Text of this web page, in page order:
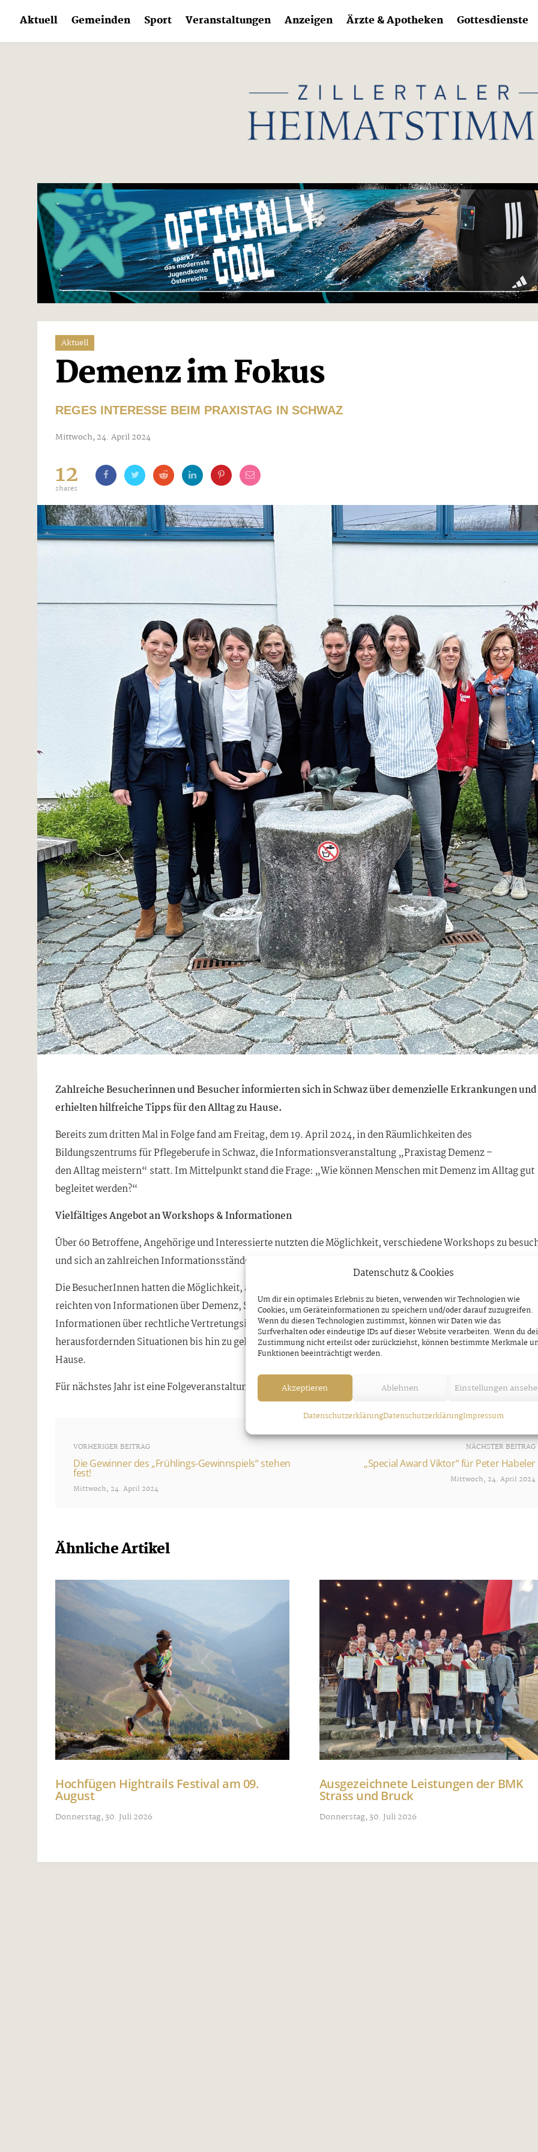
Datenschutz & Cookies
Um dir ein optimales Erlebnis zu bieten, verwenden wir Technologien wie
Cookies, um Geräteinformationen zu speichern und/oder darauf zuzugreifen.
Wenn du diesen Technologien zustimmst, können wir Daten wie das
Surfverhalten oder eindeutige IDs auf dieser Website verarbeiten. Wenn du
Zustimmung nicht erteilst oder zurückziehst, können bestimmte Merkmale
Funktionen beeinträchtigt werden.
Akzeptieren Ablehnen Einstellungen
DatenschutzerklärungDatenschutzerklärungImpressum
content
Aktuell Gemeinden Sport Veranstaltungen Anzeigen Ärzte & Apotheken Gottesdienste
Aktuell
Demenz im Fokus
REGES INTERESSE BEIM PRAXISTAG IN SCHWAZ
Mittwoch, 24. April 2024
12
shares
Zahlreiche Besucherinnen und Besucher informierten sich in Schwaz über demenzielle Erkrankungen und
erhielten hilfreiche Tipps für den Alltag zu Hause.
Bereits zum dritten Mal in Folge fand am Freitag, dem 19. April 2024, in den Räumlichkeiten des
Bildungszentrums für Pflegeberufe in Schwaz, die Informationsveranstaltung „Praxistag Demenz –
den Alltag meistern“ statt. Im Mittelpunkt stand die Frage: „Wie können Menschen mit Demenz im Alltag gut
begleitet werden?“
Vielfältiges Angebot an Workshops & Informationen
Über 60 Betroffene, Angehörige und Interessierte nutzten die Möglichkeit, verschiedene Workshops zu
und sich an zahlreichen Informationsständen individuelle Beratung individuell beraten zu lassen.
Die BesucherInnen hatten die Möglichkeit, an zwei der sechs angebotenen Workshops teilzunehmen. Die
reichten von Informationen über Demenz, Strategien zur Bewältigung des Alltags, Erhalt der eigenen
Informationen über rechtliche Vertretungsinstrumente und soziale Unterstützung, Umgang mit emotional
herausfordernden Situationen bis hin zu gelingender Kommunikation als Handwerkzeug für die Betreuung zu
Hause.
Für nächstes Jahr ist eine Folgeveranstaltung geplant.
VORHERIGER BEITRAG
Die Gewinner des „Frühlings-Gewinnspiels“ stehen
fest!
Mittwoch, 24. April 2024
NÄCHSTER BEITRAG
„Special Award Viktor“ für Peter Habeler
Mittwoch, 24. April 2024
Ähnliche Artikel
Hochfügen Hightrails Festival am 09.
August
Donnerstag, 30. Juli 2026
Ausgezeichnete Leistungen der BMK
Strass und Bruck
Donnerstag, 30. Juli 2026